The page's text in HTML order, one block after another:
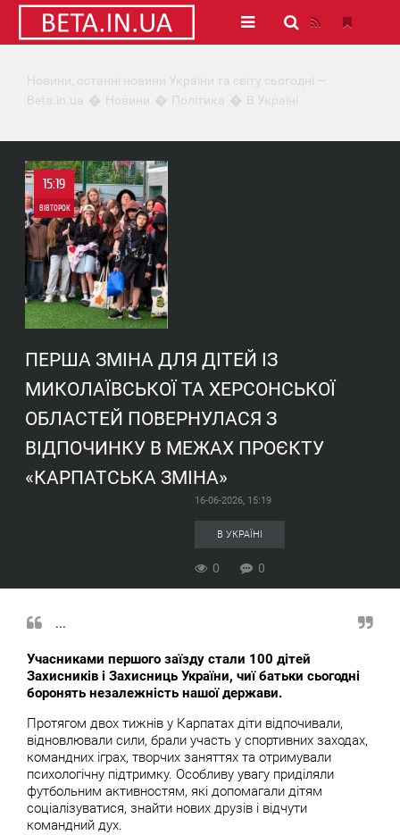
Новини, останні новини України та світу сьогодні —
Beta.in.ua
Новини Політика В Україні
15:19
ВІВТОРОК
0
0
ПЕРША ЗМІНА ДЛЯ ДІТЕЙ ІЗ
МИКОЛАЇВСЬКОЇ ТА ХЕРСОНСЬКОЇ
ОБЛАСТЕЙ ПОВЕРНУЛАСЯ З
ВІДПОЧИНКУ В МЕЖАХ ПРОЄКТУ
«КАРПАТСЬКА ЗМІНА»
16-06-2026, 15:19
В УКРАЇНІ
0 0
...
Учасниками першого заїзду стали 100 дітей
Захисників і Захисниць України, чиї батьки сьогодні
боронять незалежність нашої держави.
Протягом двох тижнів у Карпатах діти відпочивали,
відновлювали сили, брали участь у спортивних заходах,
командних іграх, творчих заняттях та отримували
психологічну підтримку. Особливу увагу приділяли
футбольним активностям, які допомагали дітям
соціалізуватися, знайти нових друзів і відчути
командний дух.